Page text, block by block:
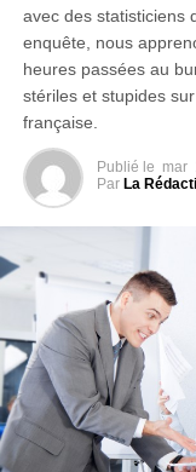
avec des statisticiens
enquête, nous
heures passées au
stériles et stupides
française.
Publié le mar
Par La